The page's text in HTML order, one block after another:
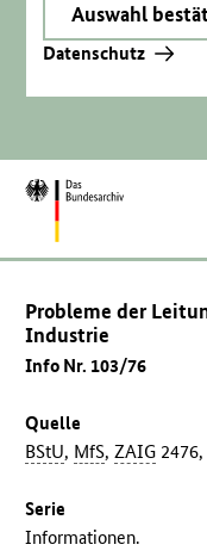
Auswahl
Datenschutz
Zur
Probleme der
Industrie
Info Nr. 103/76
Quelle
BStU, MfS,ZAIG
Serie
Informationen.